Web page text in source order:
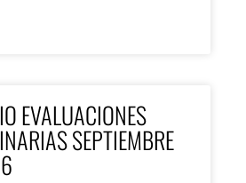
EVALUACIONES
SEPTIEMBRE